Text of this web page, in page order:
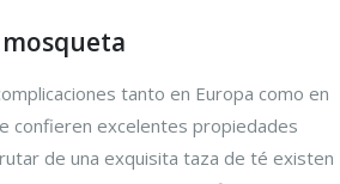
tanto en Europa como en
confieren excelentes propiedades
de una exquisita taza de té existen